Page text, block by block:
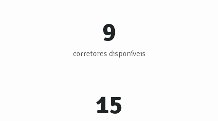
9
corretores disponíveis
15